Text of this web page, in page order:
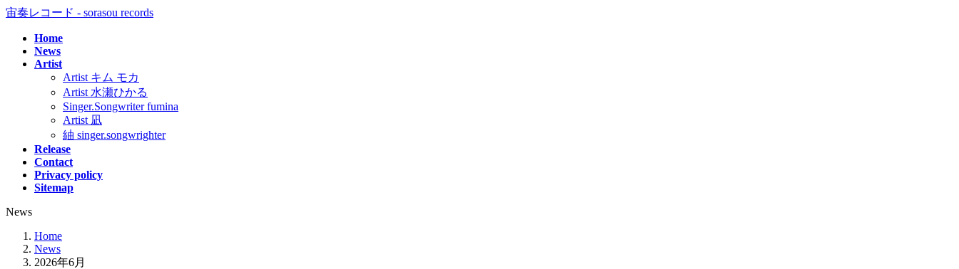
コ
ナ
宙奏レコード - sorasou records
Home
News
Artist
Artist キム モカ
Artist 水瀬ひかる
Singer.Songwriter fumina
Artist 凪
紬 singer.songwrighter
Release
Contact
Privacy policy
Sitemap
News
Home
News
2026年6月